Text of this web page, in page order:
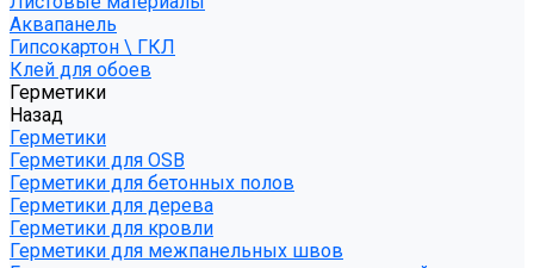
Аквапанель
Гипсокартон \ ГКЛ
Клей для обоев
Герметики
Назад
Герметики
Герметики для OSB
Герметики для бетонных полов
Герметики для дерева
Герметики для кровли
Герметики для межпанельных швов